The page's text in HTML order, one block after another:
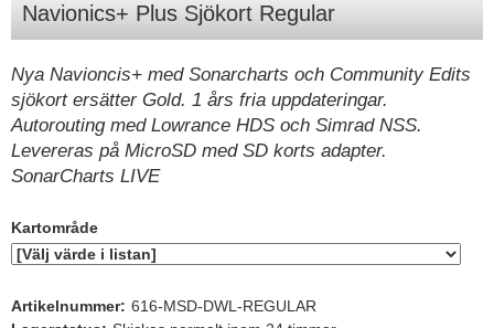
Thule - Takboxar
Thule - Lasthållare
LAGERRENSING
Begagnade Motorer & Båtar
Navionics+ Plus Sjökort Regular
Nya Navioncis+ med Sonarcharts och Community Edits
sjökort ersätter Gold. 1 års fria uppdateringar.
Autorouting med Lowrance HDS och Simrad NSS.
Levereras på MicroSD med SD korts adapter.
SonarCharts LIVE
Kartområde
Artikelnummer: 616-MSD-DWL-REGULAR